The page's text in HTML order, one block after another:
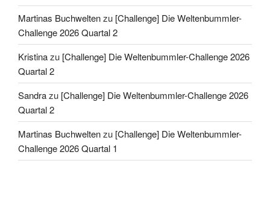
Martinas Buchweltenzu [Challenge] Die Weltenbummler-
Challenge 2026 Quartal 2
Kristinazu [Challenge] Die Weltenbummler-Challenge 2026
Quartal 2
Sandrazu [Challenge] Die Weltenbummler-Challenge 2026
Quartal 2
Martinas Buchweltenzu [Challenge] Die Weltenbummler-
Challenge 2026 Quartal 1